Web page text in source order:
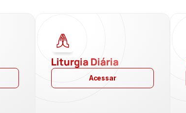
Liturgia Diária
Acessar